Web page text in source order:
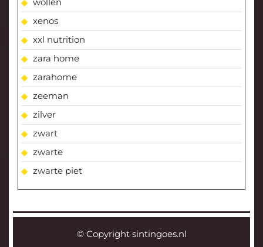
xenos
xxl nutrition
zara home
zarahome
zeeman
zilver
zwart
zwarte
zwarte piet
© Copyright sintingoes.nl